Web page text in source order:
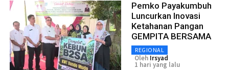
Pemko Payakumbuh
Luncurkan Inovasi
Ketahanan Pangan
GEMPITA BERSAMA
REGIONAL
Oleh Irsyad
1 hari yang lalu